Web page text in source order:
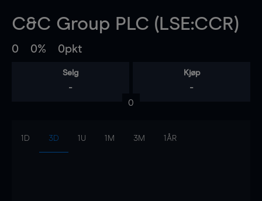
C&C Group PLC (LSE:CCR)
0 0% 0pkt
Selg
-
Kjøp
-
0
1D 3D 1U 1M 3M 1ÅR